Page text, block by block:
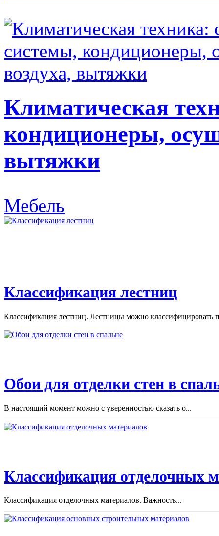
Климатическая
кондиционеры,
вытяжки
Мебель
Классификация лестниц
Классификация лестниц. Лестницы можно классифицировать
Обои для отделки стен в
В настоящий момент можно с уверенностью сказать о...
Классификация отделочных
Классификация отделочных материалов. Важность...